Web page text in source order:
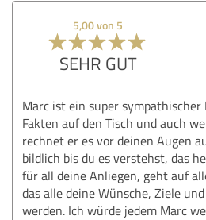
5,00 von 5
SEHR GUT
Marc ist ein super
Fakten auf den Tisch und auch
rechnet er es vor deinen Augen
bildlich bis du es verstehst, das
für all deine Anliegen, geht auf
das alle deine Wünsche, Ziele
werden. Ich würde jedem Marc